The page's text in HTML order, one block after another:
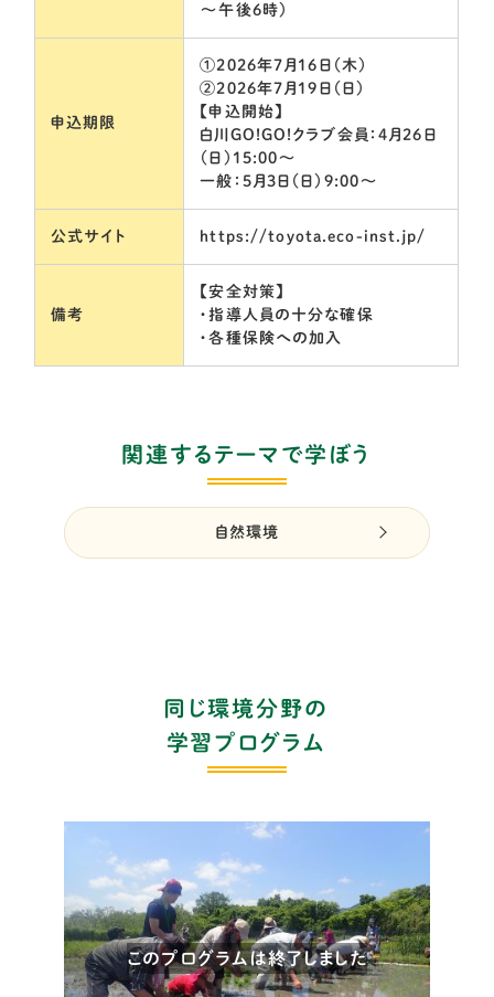
～午後6時）
申込期限
①2026年7月16日（木）
②2026年7月19日（日）
【申込開始】
白川GO!GO!クラブ会員：4月26日
（日）15:00～
一般：5月3日（日）9:00～
公式サイト https://toyota.eco-inst.jp/
備考
【安全対策】
・指導人員の十分な確保
・各種保険への加入
関連するテーマで学ぼう
自然環境
同じ環境分野の
学習プログラム
このプログラムは終了しました